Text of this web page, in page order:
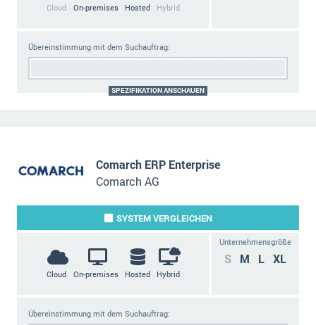
Cloud On-premises Hosted Hybrid
Übereinstimmung mit dem Suchauftrag:
SPEZIFIKATION ANSCHAUEN
Comarch ERP Enterprise
Comarch AG
SYSTEMVERGLEICHEN
Cloud On-premises Hosted Hybrid
Unternehmensgröße
S M L XL
Übereinstimmung mit dem Suchauftrag: